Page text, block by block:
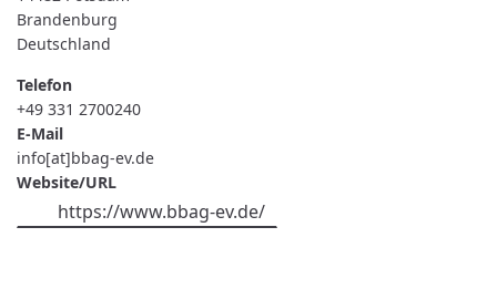
Brandenburg
Deutschland
Telefon
+49 331 2700240
E-Mail
info[at]bbag-ev.de
Website/URL
https://www.bbag-ev.de/